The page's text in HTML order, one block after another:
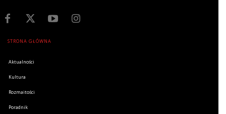
STRONA GŁÓWNA
Aktualności
Kultura
Rozmaitości
Poradnik